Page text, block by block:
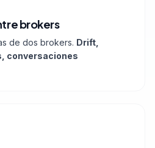
brokers
de dos brokers. Drift,
conversaciones